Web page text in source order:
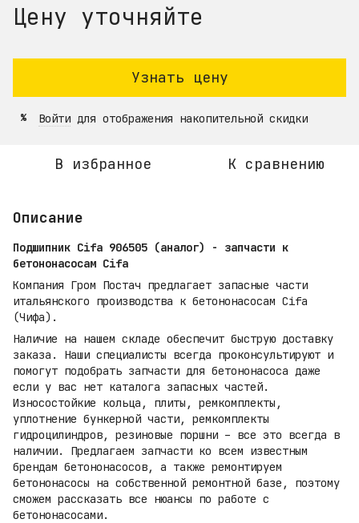
Цену уточняйте
Узнать цену
% Войти для отображения накопительной скидки
В избранное К сравнению
Описание
Подшипник Cifa 906505 (аналог) - запчасти к
бетононасосам Cifa
Компания Гром Постач предлагает запасные части
итальянского производства к бетононасосам Cifa
(Чифа).
Наличие на нашем складе обеспечит быструю доставку
заказа. Наши специалисты всегда проконсультируют и
помогут подобрать запчасти для бетононасоса даже
если у вас нет каталога запасных частей.
Износостойкие кольца, плиты, ремкомплекты,
уплотнение бункерной части, ремкомплекты
гидроцилиндров, резиновые поршни – все это всегда в
наличии. Предлагаем запчасти ко всем известным
брендам бетононасосов, а также ремонтируем
бетононасосы на собственной ремонтной базе, поэтому
сможем рассказать все нюансы по работе с
бетононасосами.